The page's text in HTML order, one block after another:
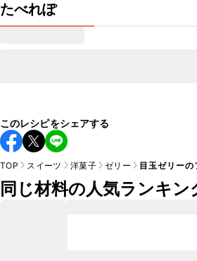
たべれぽ
このレシピをシェアする
TOP スイーツ 洋菓子 ゼリー 目玉ゼリー
同じ材料の人気ランキン